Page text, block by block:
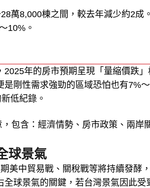
萬8,000棟之間，較去年減少約2成
10%。
年的房市預期呈現「量縮價跌
剛性需求強勁的區域恐怕也有7%
低紀錄。
包含：經濟情勢、房市政策、兩岸
球景氣
美中貿易戰、關稅戰等將持續發酵
球景氣的關鍵，若台灣景氣因此受